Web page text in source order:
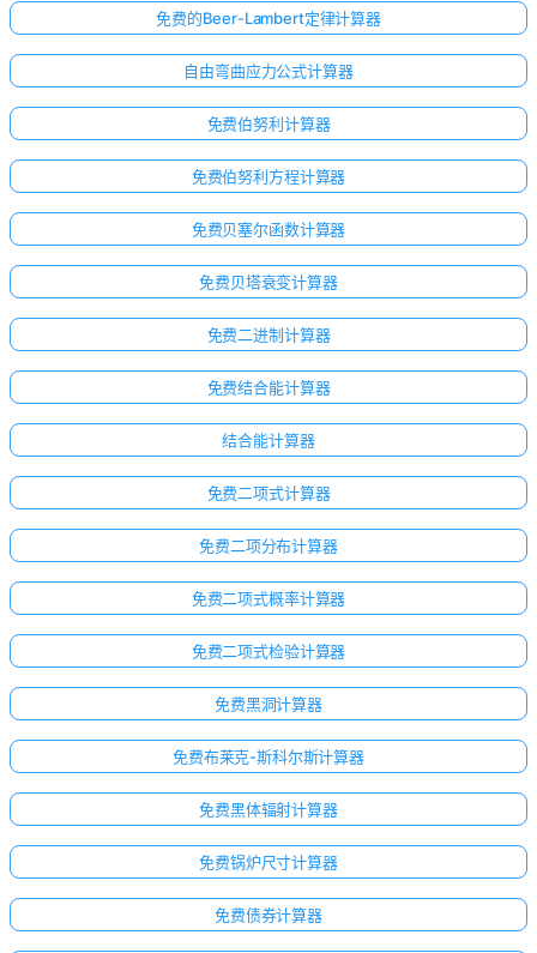
暂
免费的Beer-Lambert定律计算器
自由弯曲应力公式计算器
免费伯努利计算器
免费伯努利方程计算器
免费贝塞尔函数计算器
免费贝塔衰变计算器
免费二进制计算器
免费结合能计算器
结合能计算器
免费二项式计算器
免费二项分布计算器
免费二项式概率计算器
免费二项式检验计算器
免费黑洞计算器
免费布莱克-斯科尔斯计算器
免费黑体辐射计算器
免费锅炉尺寸计算器
免费债券计算器